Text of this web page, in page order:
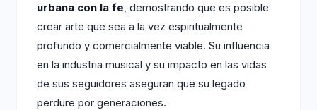
urbana con la fe, demostrando que es posible
crear arte que sea a la vez espiritualmente
profundo y comercialmente viable. Su influencia
en la industria musical y su impacto en las vidas
de sus seguidores aseguran que su legado
perdure por generaciones.